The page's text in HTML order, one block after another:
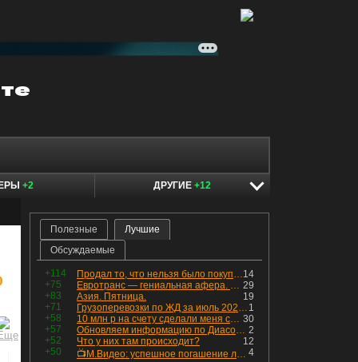
+2 ДРУГИЕ +12
Полезные
Лучшие
Обсуждаемые
+114 14
Продал то, что нельзя было покупать. Изменения в портфеле
+75
29
Евротранс — гениальная афера. Собрал с инвесторов денег, выплатил дивидендов больше текущей капитализации и ушёл в дефолт
+83
19
Азия. Пятница.
+71
1
Грузоперевозки по ЖД за июль 2026 г. — четвёртый месяц подряд роста, чёрные металлы на уровне прошлого года, а каменный уголь в плюсе.
+58
30
10 млн р на счету сделали меня счастливым? Ожидание vs Реальность!
+57
2
Обновляем информацию по Диасофту: дивиденды и выкуп
+52
12
Что у них там происходит?
+50
4
📺М.Видео: успешное погашение любимого флоатера